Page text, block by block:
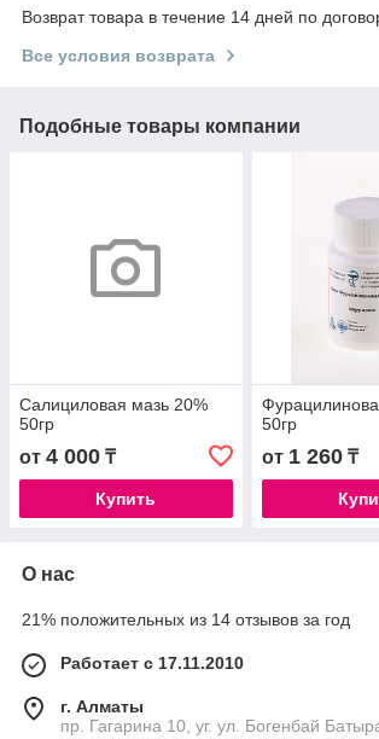
Возврат товара в течение 14 дней по
Все условия возврата
Подобные товары компании
Салициловая мазь 20%
50гр
от 4 000 ₸
Купить
50гр
от 1 260₸
О нас
21% положительных из 14 отзывов за год
Работает с 17.11.2010
г. Алматы
пр. Гагарина 10, уг. ул. Богенбай